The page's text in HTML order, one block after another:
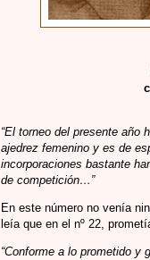
“El torneo del presente año
ajedrez femenino y es de
incorporaciones bastante
de competición…”
En este número no venía
leía que en el nº 22,
“Conforme a lo prometido y